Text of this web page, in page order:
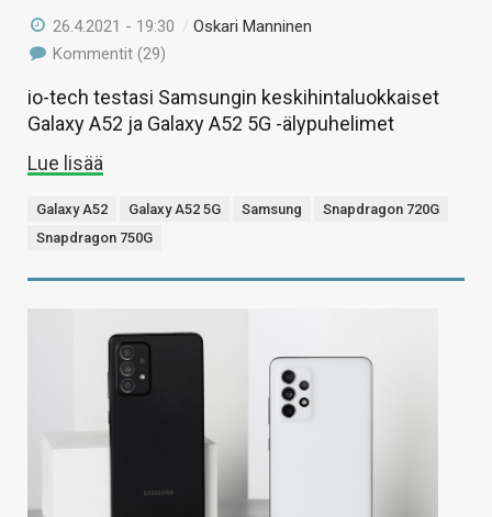
26.4.2021 - 19:30 /Oskari Manninen
Kommentit (29)
io-tech testasi Samsungin keskihintaluokkaiset
Galaxy A52 ja Galaxy A52 5G -älypuhelimet
Lue lisää
Galaxy A52 Galaxy A52 5G Samsung
Snapdragon 720G
Snapdragon 750G